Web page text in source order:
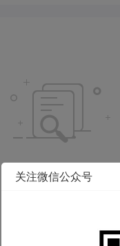
没有符合条件的信息！
关注微信公众号